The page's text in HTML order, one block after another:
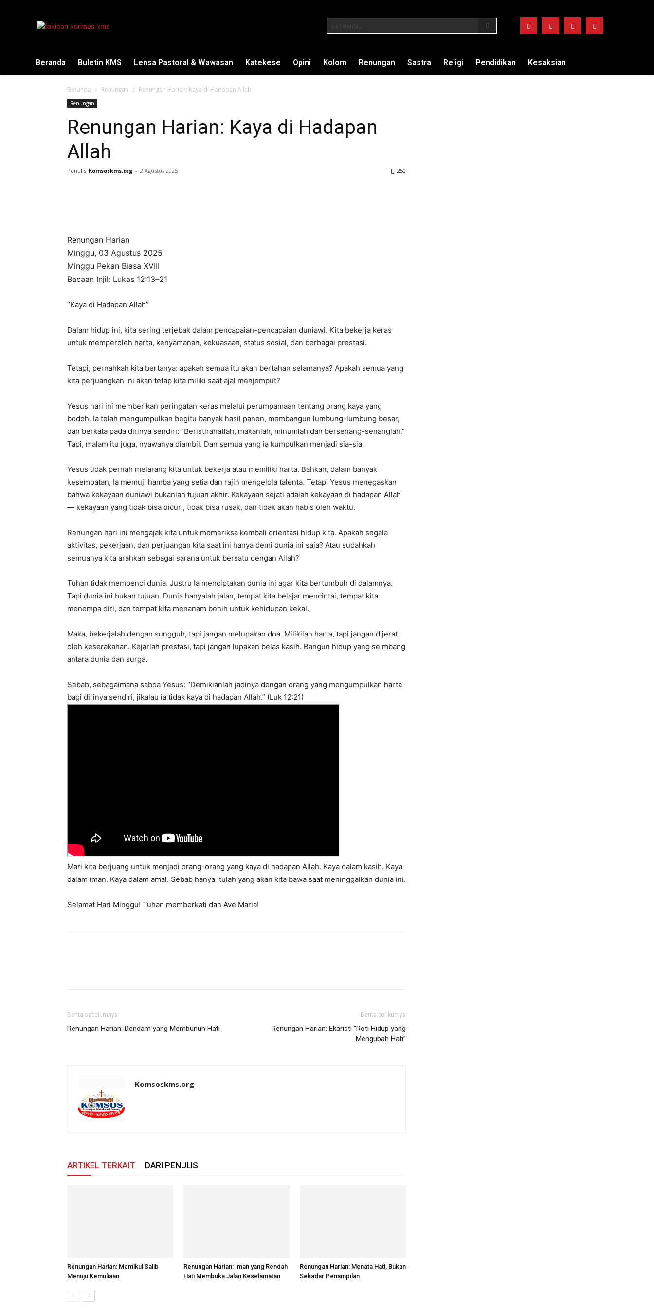
cari berita...
Beranda Buletin KMS Lensa Pastoral & Wawasan Katekese Opini Kolom Renungan Sastra Religi Pendidikan Kesaksian
Beranda Renungan Renungan Harian: Kaya di Hadapan Allah
Renungan
Renungan Harian: Kaya di Hadapan
Allah
Penulis Komsoskms.org - 2 Agustus 2025 250
Renungan Harian
Minggu, 03 Agustus 2025
Minggu Pekan Biasa XVIII
Bacaan Injil: Lukas 12:13–21
“Kaya di Hadapan Allah”
Dalam hidup ini, kita sering terjebak dalam pencapaian-pencapaian duniawi. Kita bekerja keras
untuk memperoleh harta, kenyamanan, kekuasaan, status sosial, dan berbagai prestasi.
Tetapi, pernahkah kita bertanya: apakah semua itu akan bertahan selamanya? Apakah semua yang
kita perjuangkan ini akan tetap kita miliki saat ajal menjemput?
Yesus hari ini memberikan peringatan keras melalui perumpamaan tentang orang kaya yang
bodoh. Ia telah mengumpulkan begitu banyak hasil panen, membangun lumbung-lumbung besar,
dan berkata pada dirinya sendiri: “Beristirahatlah, makanlah, minumlah dan bersenang-senanglah.”
Tapi, malam itu juga, nyawanya diambil. Dan semua yang ia kumpulkan menjadi sia-sia.
Yesus tidak pernah melarang kita untuk bekerja atau memiliki harta. Bahkan, dalam banyak
kesempatan, Ia memuji hamba yang setia dan rajin mengelola talenta. Tetapi Yesus menegaskan
bahwa kekayaan duniawi bukanlah tujuan akhir. Kekayaan sejati adalah kekayaan di hadapan Allah
— kekayaan yang tidak bisa dicuri, tidak bisa rusak, dan tidak akan habis oleh waktu.
Renungan hari ini mengajak kita untuk memeriksa kembali orientasi hidup kita. Apakah segala
aktivitas, pekerjaan, dan perjuangan kita saat ini hanya demi dunia ini saja? Atau sudahkah
semuanya kita arahkan sebagai sarana untuk bersatu dengan Allah?
Tuhan tidak membenci dunia. Justru Ia menciptakan dunia ini agar kita bertumbuh di dalamnya.
Tapi dunia ini bukan tujuan. Dunia hanyalah jalan, tempat kita belajar mencintai, tempat kita
menempa diri, dan tempat kita menanam benih untuk kehidupan kekal.
Maka, bekerjalah dengan sungguh, tapi jangan melupakan doa. Milikilah harta, tapi jangan dijerat
oleh keserakahan. Kejarlah prestasi, tapi jangan lupakan belas kasih. Bangun hidup yang seimbang
antara dunia dan surga.
Sebab, sebagaimana sabda Yesus: “Demikianlah jadinya dengan orang yang mengumpulkan harta
bagi dirinya sendiri, jikalau ia tidak kaya di hadapan Allah.” (Luk 12:21)
Mari kita berjuang untuk menjadi orang-orang yang kaya di hadapan Allah. Kaya dalam kasih. Kaya
dalam iman. Kaya dalam amal. Sebab hanya itulah yang akan kita bawa saat meninggalkan dunia ini.
Selamat Hari Minggu! Tuhan memberkati dan Ave Maria!
Berita sebelumnya
Renungan Harian: Dendam yang Membunuh Hati
Berita berikutnya
Renungan Harian: Ekaristi “Roti Hidup yang
Mengubah Hati”
Komsoskms.org
ARTIKEL TERKAIT DARI PENULIS
Renungan Harian: Memikul Salib
Menuju Kemuliaan
Renungan Harian: Iman yang Rendah
Hati Membuka Jalan Keselamatan
Renungan Harian: Menata Hati, Bukan
Sekadar Penampilan